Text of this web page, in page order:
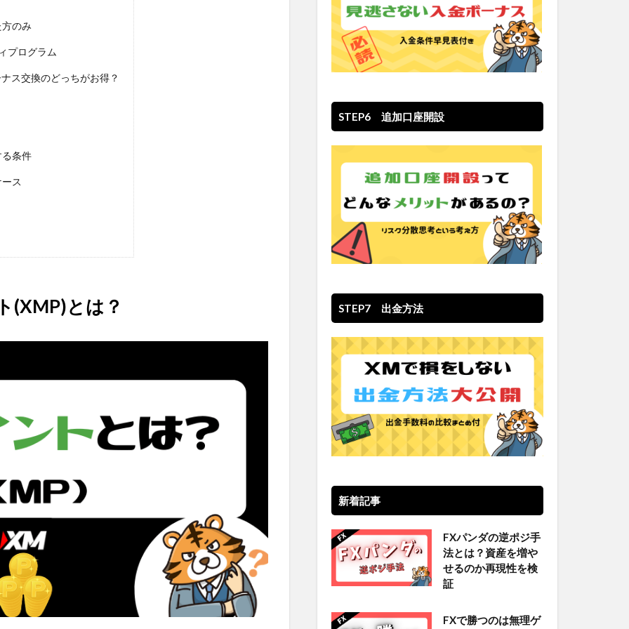
のみ
プログラム
ス交換のどっちがお得？
条件
ス
(XMP)とは？
STEP6 追加口座開設
STEP7 出金方法
新着記事
FXパンダの逆ポジ手
法とは？資産を増や
せるのか再現性を検
証
FXで勝つのは無理ゲ